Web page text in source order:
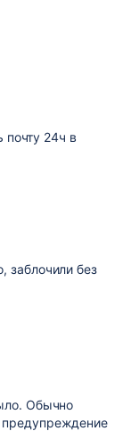
24ч в
заблочили без
Обычно